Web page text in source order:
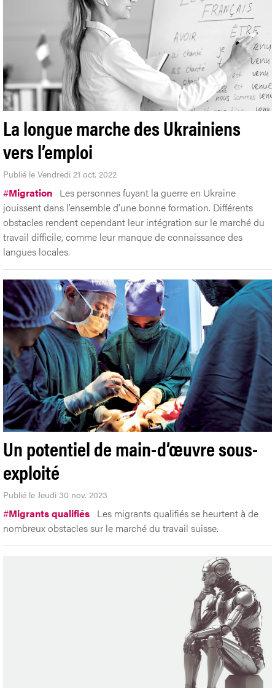
La longue marche des Ukrainiens
vers l’emploi
Publié le Vendredi 21 oct. 2022
#Migration Les personnes fuyant la guerre en Ukraine
jouissent dans l’ensemble d’une bonne formation. Différents
obstacles rendent cependant leur intégration sur le marché du
travail difficile, comme leur manque de connaissance des
langues locales.
Un potentiel de main-d’œuvre sous-
exploité
Publié le Jeudi 30 nov. 2023
#Migrants qualifiés Les migrants qualifiés se heurtent à de
nombreux obstacles sur le marché du travail suisse.